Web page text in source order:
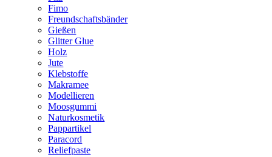
Fimo
Freundschaftsbänder
Gießen
Glitter Glue
Holz
Jute
Klebstoffe
Makramee
Modellieren
Moosgummi
Naturkosmetik
Pappartikel
Paracord
Reliefpaste